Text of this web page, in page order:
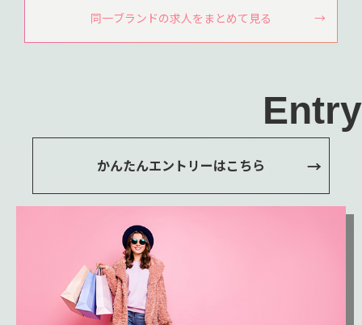
同一ブランドの求人をまとめて見る
Entry
かんたんエントリーはこちら